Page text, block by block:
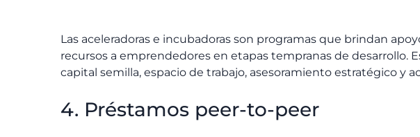
Las aceleradoras e incubadoras son programas que brindan
recursos a emprendedores en etapas tempranas de desarrollo.
capital semilla, espacio de trabajo, asesoramiento estratégico y
4. Préstamos peer-to-peer